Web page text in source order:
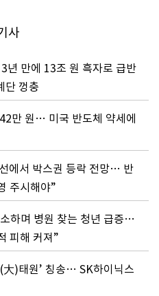
사
년 만에 13조 원 흑자로 급반
단 껑충
만 원… 미국 반도체 약세에
에서 박스권 등락 전망… 반
주시해야”
하며 병원 찾는 청년 급증…
피해 커져”
大)태원’ 칭송… SK하이닉스